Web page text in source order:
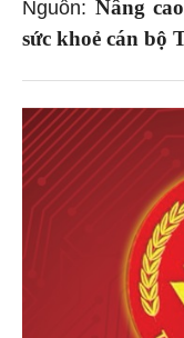
sức khoẻ cán bộ